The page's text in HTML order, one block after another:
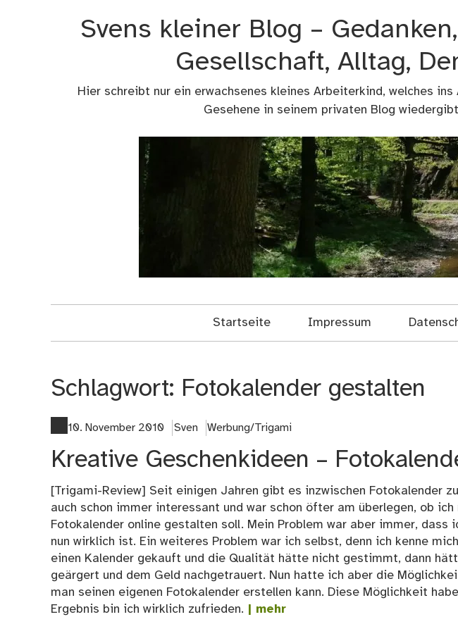
Svens kleiner Blog –
Gesellschaft, Alltag,
Hier schreibt nur ein erwachsenes kleines Arbeiterkind, welches
Gesehene in seinem privaten Blog
Startseite Impressum
Schlagwort: Fotokalender gestalten
10. November 2010 Sven Werbung/Trigami
Kreative Geschenkideen –
[Trigami-Review] Seit einigen Jahren gibt es inzwischen Fotokalender
auch schon immer interessant und war schon öfter am überlegen, ob
Fotokalender online gestalten soll. Mein Problem war aber immer, dass
nun wirklich ist. Ein weiteres Problem war ich selbst, denn ich kenne
einen Kalender gekauft und die Qualität hätte nicht gestimmt, dann
geärgert und dem Geld nachgetrauert. Nun hatte ich aber die
man seinen eigenen Fotokalender erstellen kann. Diese Möglichkeit
Ergebnis bin ich wirklich zufrieden. | mehr